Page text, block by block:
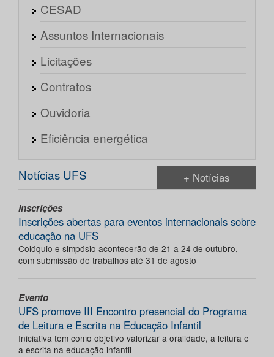
CESAD
Assuntos Internacionais
Licitações
Contratos
Ouvidoria
Eficiência energética
Notícias UFS + Notícias
Inscrições
Inscrições abertas para eventos internacionais sobre
educação na UFS
Colóquio e simpósio acontecerão de 21 a 24 de outubro,
com submissão de trabalhos até 31 de agosto
Evento
UFS promove III Encontro presencial do Programa
de Leitura e Escrita na Educação Infantil
Iniciativa tem como objetivo valorizar a oralidade, a leitura e
a escrita na educação infantil